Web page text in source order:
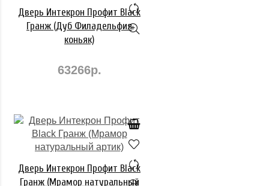
Дверь Интекрон Профит Black
Гранж (Дуб Филадельфия
коньяк)
63266р.
Дверь Интекрон Профит Black
Гранж (Мрамор натуральный